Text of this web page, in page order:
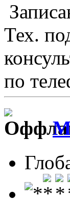
Тех.
по